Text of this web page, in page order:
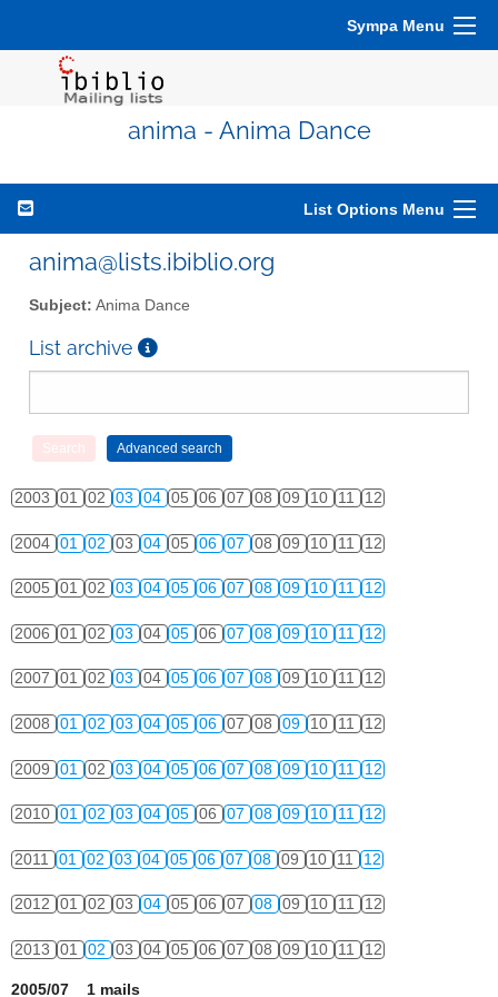
Sympa Menu
anima - Anima Dance
List Options Menu
anima@lists.ibiblio.org
Subject: Anima Dance
List archive
2003 01 02 03 04 05 06 07 08 09 10 11 12
2004 01 02 03 04 05 06 07 08 09 10 11 12
2005 01 02 03 04 05 06 07 08 09 10 11 12
2006 01 02 03 04 05 06 07 08 09 10 11 12
2007 01 02 03 04 05 06 07 08 09 10 11 12
2008 01 02 03 04 05 06 07 08 09 10 11 12
2009 01 02 03 04 05 06 07 08 09 10 11 12
2010 01 02 03 04 05 06 07 08 09 10 11 12
2011 01 02 03 04 05 06 07 08 09 10 11 12
2012 01 02 03 04 05 06 07 08 09 10 11 12
2013 01 02 03 04 05 06 07 08 09 10 11 12
2005/07 1 mails